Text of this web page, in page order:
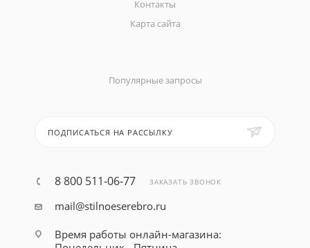
Контакты
Карта сайта
Популярные запросы
ПОДПИСАТЬСЯ НА РАССЫЛКУ
8 800 511-06-77 ЗАКАЗАТЬ ЗВОНОК
mail@stilnoeserebro.ru
Время работы онлайн-магазина: